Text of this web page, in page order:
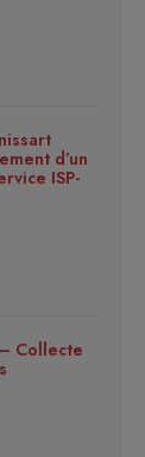
d’un
ISP-
Collecte